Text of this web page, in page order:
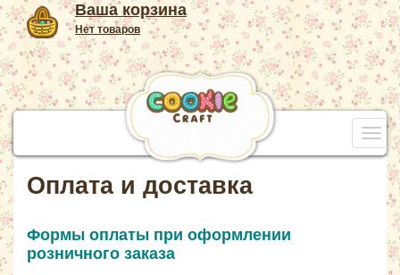
Ваша корзина
Нет товаров
Оплата и доставка
Формы оплаты при оформлении
розничного заказа